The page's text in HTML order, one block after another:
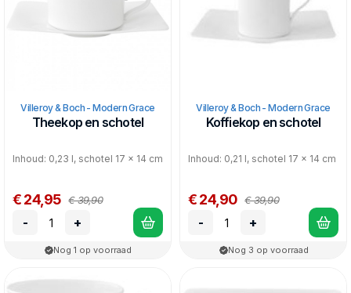
Villeroy & Boch - Modern Grace
Theekop en schotel
Inhoud: 0,23 l, schotel 17 x 14 cm
€ 24,95 € 39,90
- +
Nog 1 op voorraad
Villeroy & Boch - Modern Grace
Koffiekop en schotel
Inhoud: 0,21 l, schotel 17 x 14 cm
€ 24,90 € 39,90
- +
Nog 3 op voorraad